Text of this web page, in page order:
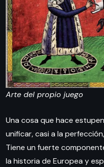
Arte del propio juego
Una cosa que hace
unificar, casi a la
Tiene un fuerte
la historia de Europea y